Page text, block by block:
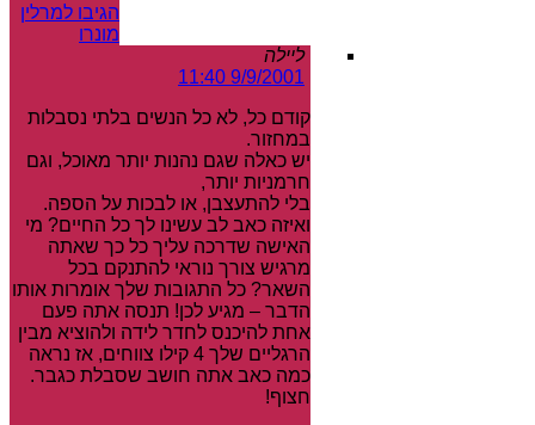
הגיבו למרלין
מונרו
ליילה
9/9/2001 11:40
קודם כל, לא כל הנשים בלתי נסבלות
במחזור.
יש כאלה שגם נהנות יותר מאוכל, וגם
חרמניות יותר,
בלי להתעצבן, או לבכות על הספה.
ואיזה כאב לב עשינו לך כל החיים? מי
האישה שדרכה עליך כל כך שאתה
מרגיש צורך נוראי להתנקם בכל
השאר? כל התגובות שלך אומרות אותו
הדבר – מגיע לכן! תנסה אתה פעם
אחת להיכנס לחדר לידה ולהוציא מבין
הרגליים שלך 4 קילו צווחים, אז נראה
כמה כאב אתה חושב שסבלת כגבר.
חצוף!